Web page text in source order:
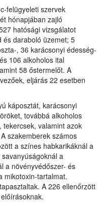
felügyeleti szervek
hónapjában zajló
hatósági vizsgálatot
és daraboló üzemet; 5
, 36 karácsonyi édesség-
106 alkoholos ital
58 őstermelőt. A
eljárás 22 esetben
káposztát, karácsonyi
továbbá alkoholos
tekercsek, valamint azok
szakemberek számos
a színes habkarikáknál a
a
a növényvédőszer- és
mikotoxin-tartalmat.
A 226 ellenőrzött